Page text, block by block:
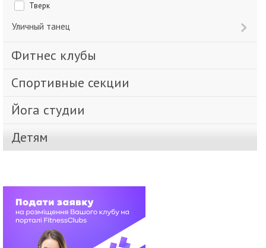
Тверк
Уличный танец
Фитнес клубы
Спортивные секции
Йога студии
Детям